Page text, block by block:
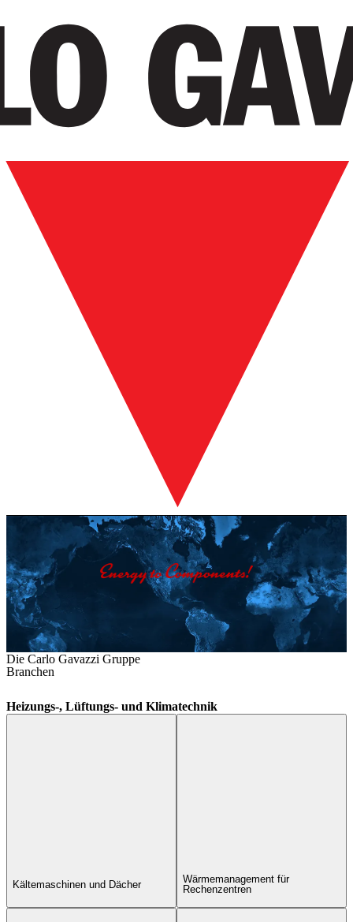
Die Carlo Gavazzi Gruppe
Branchen
Heizungs-, Lüftungs- und Klimatechnik
Kältemaschinen und Dächer
Wärmemanagement für
Rechenzentren